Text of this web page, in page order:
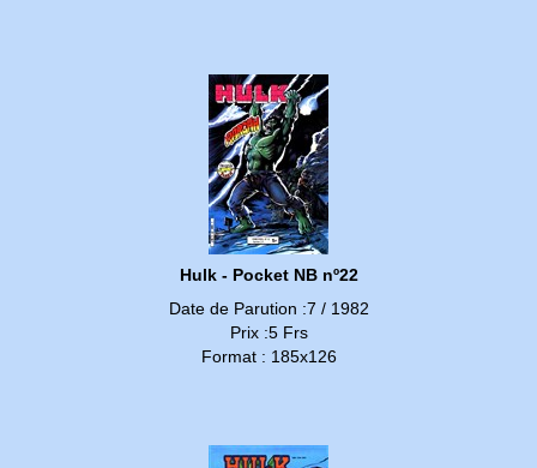
Hulk - Pocket NB nº22
Date de Parution :7 / 1982
Prix :5 Frs
Format : 185x126